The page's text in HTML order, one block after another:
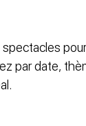
par date,